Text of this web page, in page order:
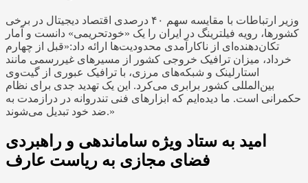
وزیر ارتباطات با مقایسه سهم ۴۰ درصدی اقتصاد دیجیتال در برخی
کشورها، رویه فیلترینگ در ایران را یک «خودتحریمی» دانست و آمار
تکان‌دهنده‌ای از ناکارآمدی محدودیت‌ها ارائه داد:«قبل از چهارم
خرداد، میزان ترافیک خروجی کشور از مسیرهای غیررسمی مانند
استارلینک و شبکه‌های مرزی، با ترافیک عبوری از گیت‌وی
بین‌المللی کشور برابری می‌کرد. این یک تهدید جدی برای نظام
حکمرانی است. ما دیده‌ایم که ابزارهای فنی تندروانه در درازمدت به
ضد خود تبدیل می‌شوند.»
امید به ستاد ویژه ساماندهی و راهبردی
فضای مجازی به ریاست عارف